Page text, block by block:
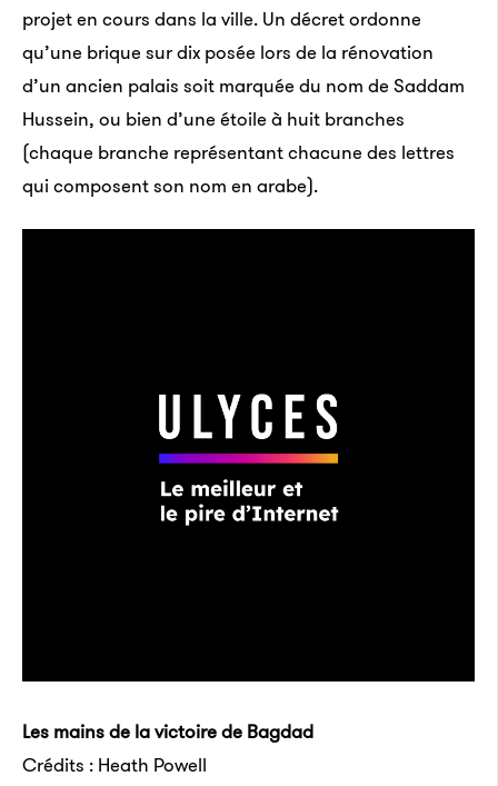
projet en cours dans la ville. Un décret ordonne
qu’une brique sur dix posée lors de la rénovation
d’un ancien palais soit marquée du nom de Saddam
Hussein, ou bien d’une étoile à huit branches
(chaque branche représentant chacune des lettres
qui composent son nom en arabe).
Les mains de la victoire de Bagdad
Crédits : Heath Powell